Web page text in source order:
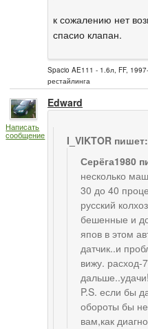
к сожалению нет
спасио клапан.
Spacio AE111 - 1.6л, FF,
рестайлинга
Написать
сообщение
Edward
I_VIKTOR пишет:
Серёга1980
несколько
30 до 40
русский
бешенные и
япов в этом
датчик..и
вижу. расход-
дальше..удачи!
P.S. если бы
обороты бы
вам,как